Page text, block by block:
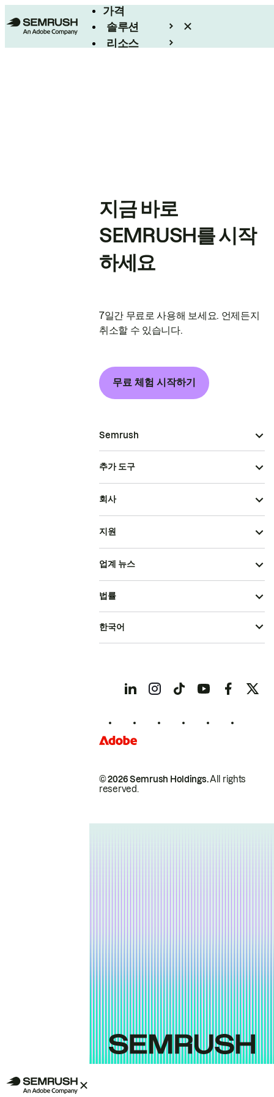
가격
솔루션
리소스
지금 바로
SEMRUSH를 시작
하세요
7일간 무료로 사용해 보세요. 언제든지
취소할 수 있습니다.
무료 체험 시작하기
Semrush
추가 도구
회사
지원
업계 뉴스
© 2026 Semrush Holdings.All rights
reserved.
법률
한국어